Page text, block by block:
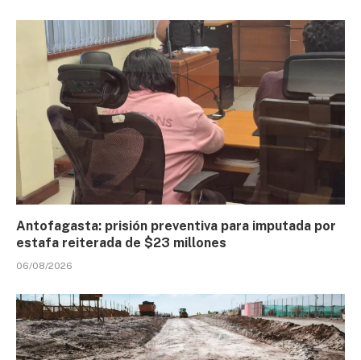
Antofagasta: prisión preventiva para imputada por
estafa reiterada de $23 millones
06/08/2026